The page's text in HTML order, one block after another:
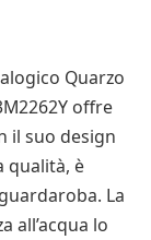
Quarzo
offre
il suo design
qualità, è
La
all’acqua lo